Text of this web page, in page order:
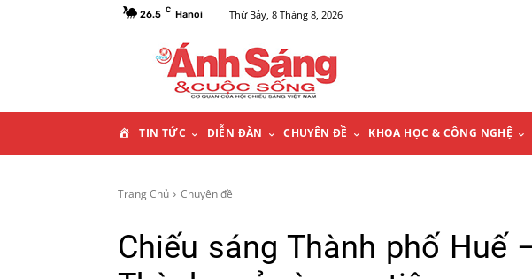
26.5 C Hanoi Thứ Bảy, 8 Tháng 8, 2026
N
TIN TỨC DIỄN ĐÀN CHUYÊN ĐỀ KHOA HỌC & CÔNG NGHỆ
Trang Chủ Chuyên đề
Chiếu sáng Thành phố Huế